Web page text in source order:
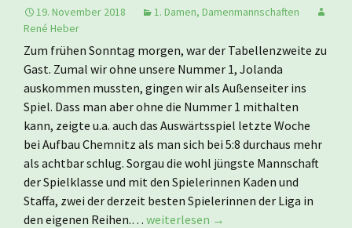
19. November 2018 1. Damen, Damenmannschaften
René Heber
Zum frühen Sonntag morgen, war der Tabellenzweite zu
Gast. Zumal wir ohne unsere Nummer 1, Jolanda
auskommen mussten, gingen wir als Außenseiter ins
Spiel. Dass man aber ohne die Nummer 1 mithalten
kann, zeigte u.a. auch das Auswärtsspiel letzte Woche
bei Aufbau Chemnitz als man sich bei 5:8 durchaus mehr
als achtbar schlug. Sorgau die wohl jüngste Mannschaft
der Spielklasse und mit den Spielerinnen Kaden und
Staffa, zwei der derzeit besten Spielerinnen der Liga in
den eigenen Reihen.… weiterlesen →